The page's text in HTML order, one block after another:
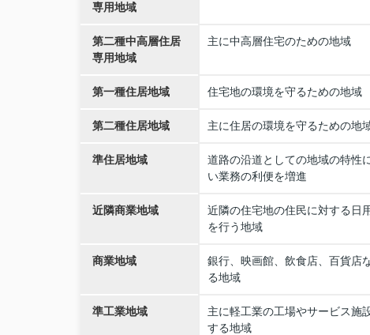
専用地域
第二種中高層住居
専用地域
主に中高層住宅のための地域
第一種住居地域 住宅地の環境を守るための地域
第二種住居地域 主に住居の環境を守るための地
準住居地域
道路の沿道としての地域の特性
い業務の利便を増進
近隣商業地域
近隣の住宅地の住民に対する日
を行う地域
商業地域
銀行、映画館、飲食店、百貨店
る地域
準工業地域
主に軽工業の工場やサービス施
する地域